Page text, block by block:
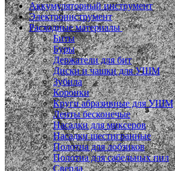
Аккумуляторный инструмент
Электроинструмент
Расходные материалы
Биты
Буры
Держатели для бит
Диски и чашки для УШМ
Зубила
Коронки
Круги абразивные для УШМ
Ленты бесконечые
Насадки для миксеров
Насадки шестигранные
Полотна для лобзиков
Полотна для сабельных пил
Сверла